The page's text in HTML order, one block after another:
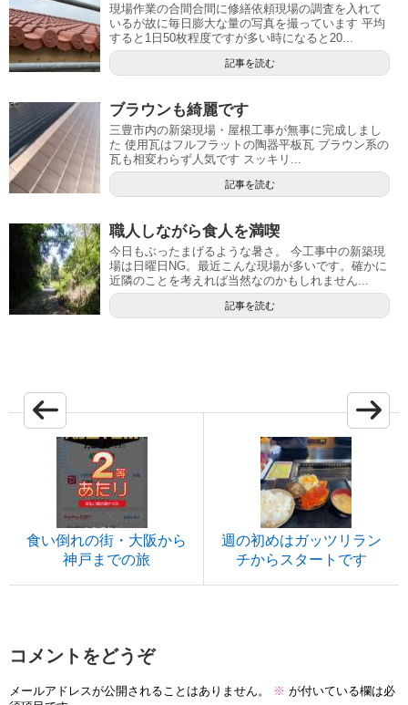
現場作業の合間合間に修繕依頼現場の調査を入れて
いるが故に毎日膨大な量の写真を撮っています 平均
すると1日50枚程度ですが多い時になると20...
記事を読む
ブラウンも綺麗です
三豊市内の新築現場・屋根工事が無事に完成しまし
た 使用瓦はフルフラットの陶器平板瓦 ブラウン系の
瓦も相変わらず人気です スッキリ...
記事を読む
職人しながら食人を満喫
今日もぶったまげるような暑さ。 今工事中の新築現
場は日曜日NG。最近こんな現場が多いです。確かに
近隣のことを考えれば当然なのかもしれません...
記事を読む
食い倒れの街・大阪から
神戸までの旅
週の初めはガッツリラン
チからスタートです
コメントをどうぞ
メールアドレスが公開されることはありません。 ※ が付いている欄は必